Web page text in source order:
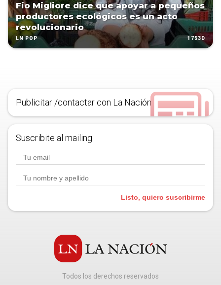
Fio Migliore dice que apoyar a pequeños
productores ecológicos es un acto
revolucionario
LN POP 1753D
Publicitar /contactar con La Nación
Suscribite al mailing.
Listo, quiero suscribirme
Todos los derechos reservados